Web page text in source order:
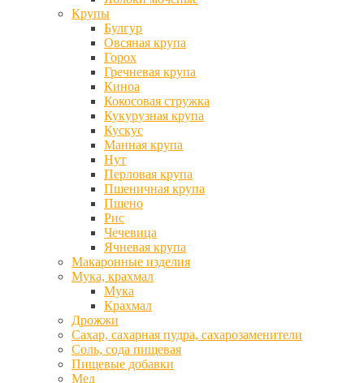
Крупы
Булгур
Овсяная крупа
Горох
Гречневая крупа
Киноа
Кокосовая стружка
Кукурузная крупа
Кускус
Манная крупа
Нут
Перловая крупа
Пшеничная крупа
Пшено
Рис
Чечевица
Ячневая крупа
Макаронные изделия
Мука, крахмал
Мука
Крахмал
Дрожжи
Сахар, сахарная пудра, сахарозаменители
Соль, сода пищевая
Пищевые добавки
Мед